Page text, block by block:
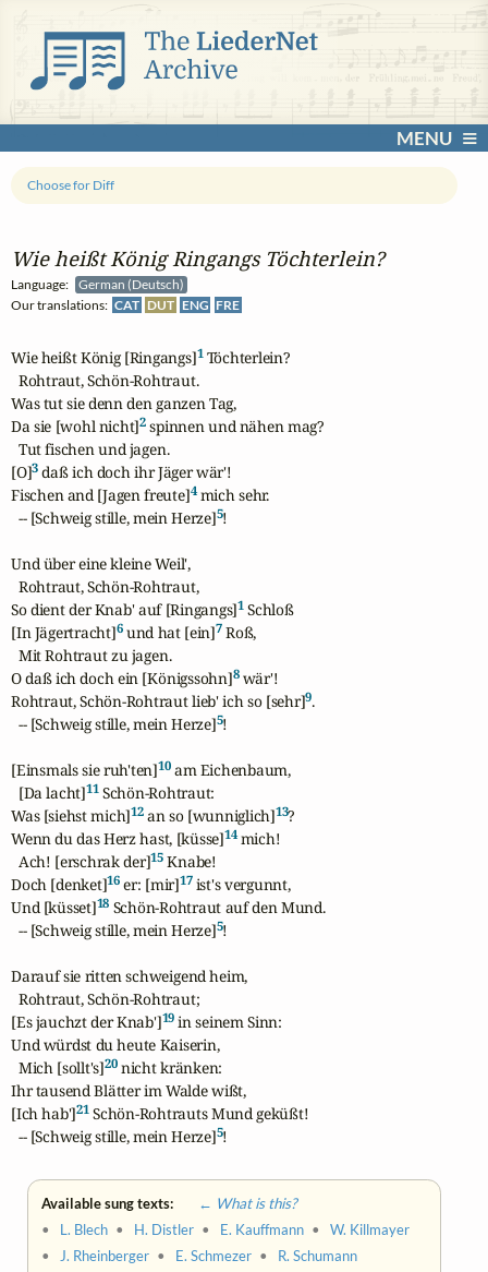
MENU
Wie heißt König Ringangs Töchterlein?
Language:
German (Deutsch)
Our translations: CAT DUT ENG FRE
Choose for Diff
Wie heißt König [Ringangs]1 Töchterlein?
  Rohtraut, Schön-Rohtraut.
Was tut sie denn den ganzen Tag,
Da sie [wohl nicht]2 spinnen und nähen mag?
  Tut fischen und jagen.
[O]3 daß ich doch ihr Jäger wär'!
Fischen and [Jagen freute]4 mich sehr.
  -- [Schweig stille, mein Herze]
5!
Und über eine kleine Weil',
  Rohtraut, Schön-Rohtraut,
So dient der Knab' auf [Ringangs]1 Schloß
[In Jägertracht]6 und hat [ein]7 Roß,
  Mit Rohtraut zu jagen.
O daß ich doch ein [Königssohn]8 wär'!
Rohtraut, Schön-Rohtraut lieb' ich so [sehr]9.
  -- [Schweig stille, mein Herze]
5!
[Einsmals sie ruh'ten]10 am Eichenbaum,
  [Da lacht]
11 Schön-Rohtraut:
Was [siehst mich]12 an so [wunniglich]13?
Wenn du das Herz hast, [küsse]14 mich!
  Ach! [erschrak der]
15 Knabe!
Doch [denket]16 er: [mir]17 ist's vergunnt,
Und [küsset]18 Schön-Rohtraut auf den Mund.
  -- [Schweig stille, mein Herze]
5!
Darauf sie ritten schweigend heim,
  Rohtraut, Schön-Rohtraut;
[Es jauchzt der Knab']19 in seinem Sinn:
Und würdst du heute Kaiserin,
  Mich [sollt's]
20 nicht kränken:
Ihr tausend Blätter im Walde wißt,
[Ich hab']21 Schön-Rohtrauts Mund geküßt!
  -- [Schweig stille, mein Herze]
5!
Available sung texts:
← What is this?
• L. Blech • H. Distler • E. Kauffmann •W. Killmayer
•
J. Rheinberger • E. Schmezer • R. Schumann